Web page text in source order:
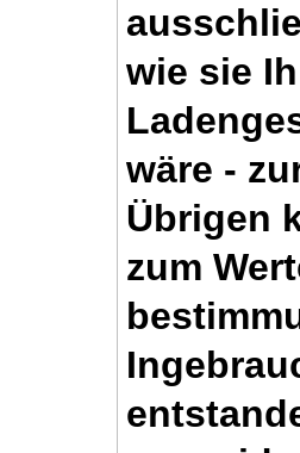
wie sie
wäre -
Übrigen
zum